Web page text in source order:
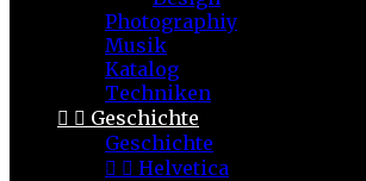
Photographiy
Musik
Katalog
Techniken
  Geschichte
Geschichte
  Helvetica